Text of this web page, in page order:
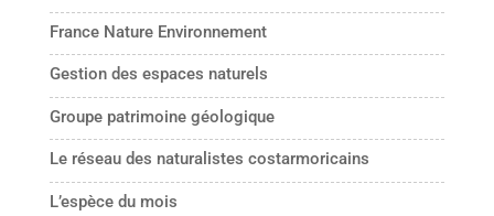
France Nature Environnement
Gestion des espaces naturels
Groupe patrimoine géologique
Le réseau des naturalistes costarmoricains
L’espèce du mois